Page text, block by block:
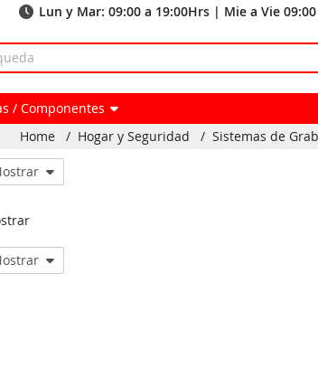
Lun y Mar: 09:00 a 19:00Hrs | Mie a Vie
/ Componentes
Home
/ Hogar y Seguridad / Sistemas de